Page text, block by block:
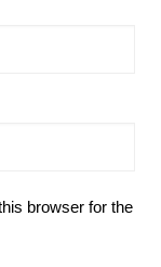
browser for the